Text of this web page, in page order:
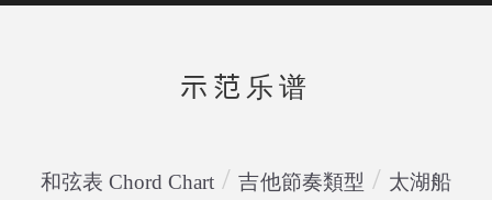
示范乐谱
和弦表 Chord Chart /吉他節奏類型 / 太湖船